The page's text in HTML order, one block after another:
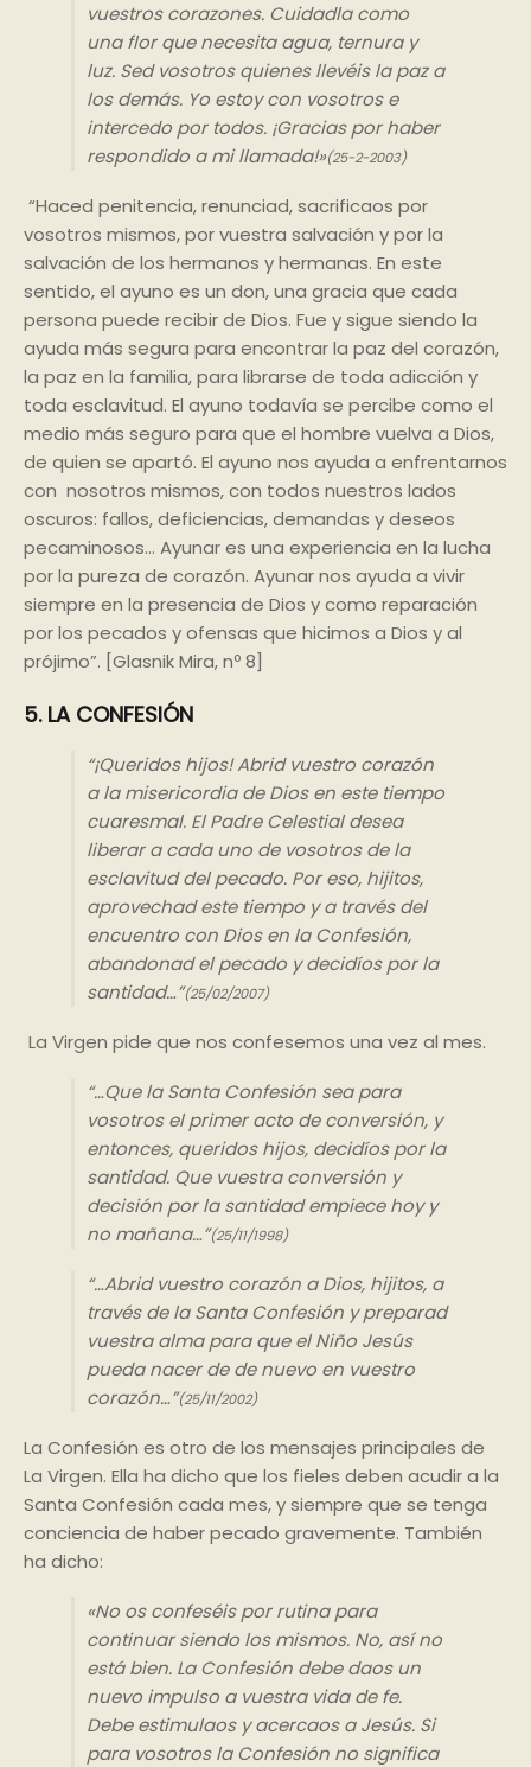
vuestros corazones. Cuidadla como
una flor que necesita agua, ternura y
luz. Sed vosotros quienes llevéis la paz a
los demás. Yo estoy con vosotros e
intercedo por todos. ¡Gracias por haber
respondido a mi llamada!»(25-2-2003)
“Haced penitencia, renunciad, sacrificaos por
vosotros mismos, por vuestra salvación y por la
salvación de los hermanos y hermanas. En este
sentido, el ayuno es un don, una gracia que cada
persona puede recibir de Dios. Fue y sigue siendo la
ayuda más segura para encontrar la paz del corazón,
la paz en la familia, para librarse de toda adicción y
toda esclavitud. El ayuno todavía se percibe como el
medio más seguro para que el hombre vuelva a Dios,
de quien se apartó. El ayuno nos ayuda a enfrentarnos
con nosotros mismos, con todos nuestros lados
oscuros: fallos, deficiencias, demandas y deseos
pecaminosos… Ayunar es una experiencia en la lucha
por la pureza de corazón. Ayunar nos ayuda a vivir
siempre en la presencia de Dios y como reparación
por los pecados y ofensas que hicimos a Dios y al
prójimo”. [Glasnik Mira, nº 8]
5. LA CONFESIÓN
“¡Queridos hijos! Abrid vuestro corazón
a la misericordia de Dios en este tiempo
cuaresmal. El Padre Celestial desea
liberar a cada uno de vosotros de la
esclavitud del pecado. Por eso, hijitos,
aprovechad este tiempo y a través del
encuentro con Dios en la Confesión,
abandonad el pecado y decidíos por la
santidad…”(25/02/2007)
La Virgen pide que nos confesemos una vez al mes.
“…Que la Santa Confesión sea para
vosotros el primer acto de conversión, y
entonces, queridos hijos, decidíos por la
santidad. Que vuestra conversión y
decisión por la santidad empiece hoy y
no mañana…”(25/11/1998)
“…Abrid vuestro corazón a Dios, hijitos, a
través de la Santa Confesión y preparad
vuestra alma para que el Niño Jesús
pueda nacer de de nuevo en vuestro
corazón…”(25/11/2002)
La Confesión es otro de los mensajes principales de
La Virgen. Ella ha dicho que los fieles deben acudir a la
Santa Confesión cada mes, y siempre que se tenga
conciencia de haber pecado gravemente. También
ha dicho:
«No os confeséis por rutina para
continuar siendo los mismos. No, así no
está bien. La Confesión debe daos un
nuevo impulso a vuestra vida de fe.
Debe estimulaos y acercaos a Jesús. Si
para vosotros la Confesión no significa